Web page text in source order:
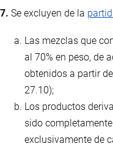
7. Se excluyen de la
Las mezclas que
al 70% en peso, de
obtenidos a partir
27.10);
Los productos
sido
exclusivamente de